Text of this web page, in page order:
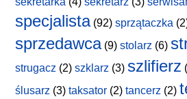
specjalista(92) sprzątaczka
sprzedawca(9) stolarz (6)
strugacz (2) szklarz (3) szlifierz
ślusarz (3) taksator (2) tancerz (2)